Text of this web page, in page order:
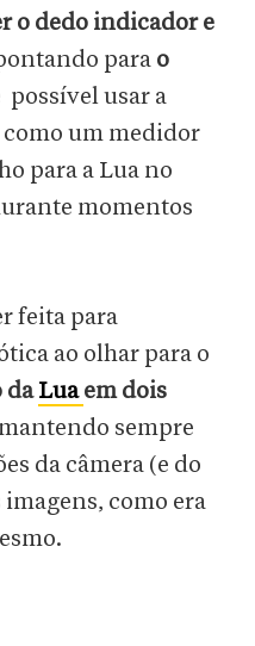
o dedo indicador e
para o
possível usar a
um medidor
para a Lua no
momentos
feita para
ao olhar para o
daLuaem dois
sempre
da câmera (e do
como era